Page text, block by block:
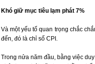
Khó giữ mục tiêu lạm phát 7%
Và một yếu tố quan trọng chắc
đến, đó là chỉ số CPI.
Trong nửa năm đầu, bằng việc